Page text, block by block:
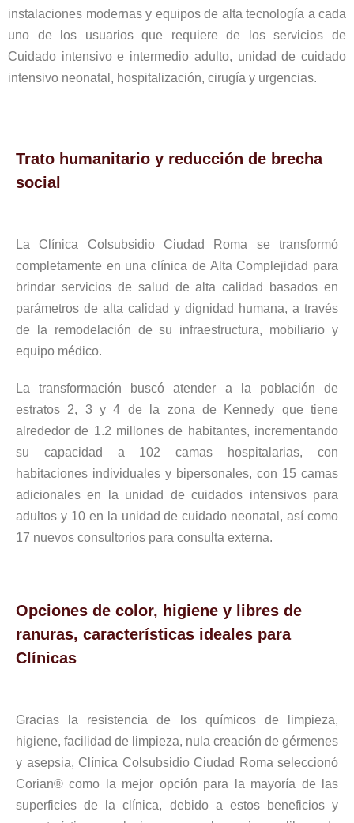
instalaciones modernas y equipos de alta tecnología a cada
uno de los usuarios que requiere de los servicios de
Cuidado intensivo e intermedio adulto, unidad de cuidado
intensivo neonatal, hospitalización, cirugía y urgencias.
Trato humanitario y reducción de brecha
social
La Clínica Colsubsidio Ciudad Roma se transformó
completamente en una clínica de Alta Complejidad para
brindar servicios de salud de alta calidad basados en
parámetros de alta calidad y dignidad humana, a través
de la remodelación de su infraestructura, mobiliario y
equipo médico.
La transformación buscó atender a la población de
estratos 2, 3 y 4 de la zona de Kennedy que tiene
alrededor de 1.2 millones de habitantes, incrementando
su capacidad a 102 camas hospitalarias, con
habitaciones individuales y bipersonales, con 15 camas
adicionales en la unidad de cuidados intensivos para
adultos y 10 en la unidad de cuidado neonatal, así como
17 nuevos consultorios para consulta externa.
Opciones de color, higiene y libres de
ranuras, características ideales para
Clínicas
Gracias la resistencia de los químicos de limpieza,
higiene, facilidad de limpieza, nula creación de gérmenes
y asepsia, Clínica Colsubsidio Ciudad Roma seleccionó
Corian® como la mejor opción para la mayoría de las
superficies de la clínica, debido a estos beneficios y